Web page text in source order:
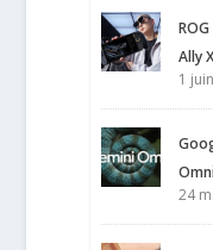
Ally
1
24